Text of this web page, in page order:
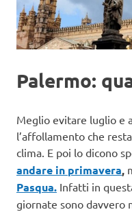
Palermo:
Meglio evitare luglio e
l’affollamento che
clima. E poi lo dicono
andare in primavera,
Pasqua. Infatti in
giornate sono davvero